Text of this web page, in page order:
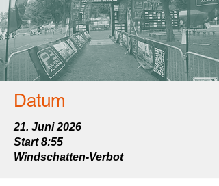
Datum
21. Juni 2026
Start 8:55
Windschatten-Verbot